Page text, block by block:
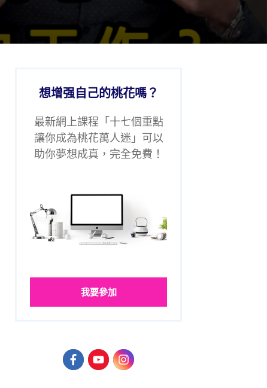
想增强自己的桃花嗎？
最新網上課程「十七個重點
讓你成為桃花萬人迷」可以
助你夢想成真，完全免費！
我要參加